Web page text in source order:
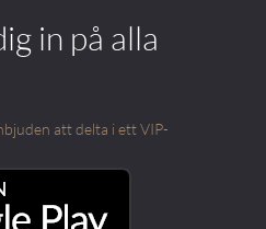
in på alla
att delta i ett VIP-